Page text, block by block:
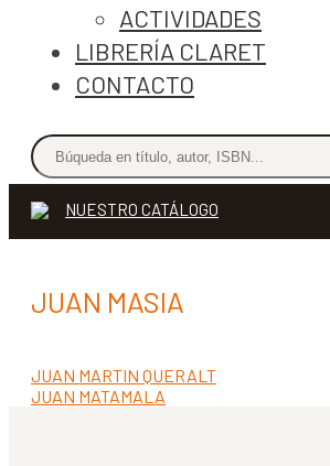
ACTIVIDADES
LIBRERÍA CLARET
CONTACTO
NUESTRO CATÁLOGO
JUAN MASIA
Navegación
de
Anterior:
JUAN MARTIN QUERALT
Siguiente:
JUAN MATAMALA